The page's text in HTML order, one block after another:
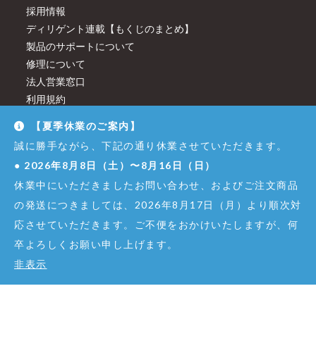
採用情報
ディリゲント連載【もくじのまとめ】
製品のサポートについて
修理について
法人営業窓口
利用規約
取扱店舗
利用案内（オンラインショップ）
特定商取引に関する法律に基づく表示
ユーザー登録
ライター紹介
会社概要
プライバシーポリシー
お問い合わせ
【夏季休業のご案内】
誠に勝手ながら、下記の通り休業させていただきます。
● 2026年8月8日（土）〜8月16日（日）
休業中にいただきましたお問い合わせ、およびご注文商品
の発送につきましては、2026年8月17日（月）より順次対
応させていただきます。ご不便をおかけいたしますが、何
卒よろしくお願い申し上げます。
非表示